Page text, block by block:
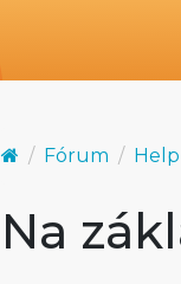
Fórum
Na